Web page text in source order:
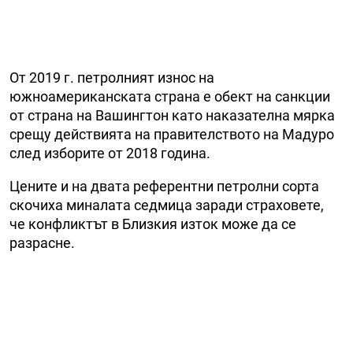
От 2019 г. петролният износ на
южноамериканската страна е обект на санкции
от страна на Вашингтон като наказателна мярка
срещу действията на правителството на Мадуро
след изборите от 2018 година.
Цените и на двата референтни петролни сорта
скочиха миналата седмица заради страховете,
че конфликтът в Близкия изток може да се
разрасне.